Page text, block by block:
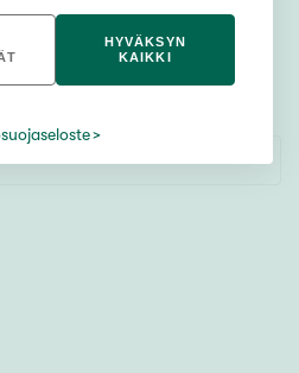
Hyödynnä myös kätevää
avulla löydät omien
HYVÄKSYN
KAIKKI